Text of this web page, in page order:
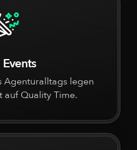
Events
Agenturalltags legen
Quality Time.